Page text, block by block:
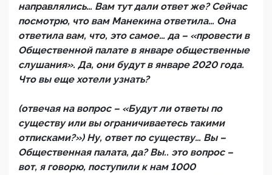
направлялись… Вам тут дали ответ же? Сейчас
посмотрю, что вам Манекина ответила… Она
ответила вам, что, это самое… да – «провести в
Общественной палате в январе общественные
слушания». Да, они будут в январе 2020 года.
Что вы еще хотели узнать?
(отвечая на вопрос – «Будут ли ответы по
существу или вы ограничиваетесь такими
отписками?») Ну, ответ по существу… Вы –
Общественная палата, да? Вы.. это вопрос –
вот, я говорю, поступили к нам 1000